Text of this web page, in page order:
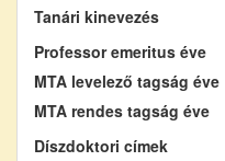
Tanári kinevezés
Professor emeritus éve
MTA levelező tagság éve
MTA rendes tagság éve
Díszdoktori címek